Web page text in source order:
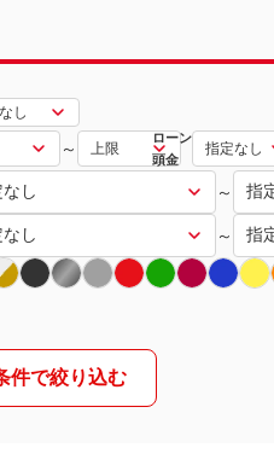
～
ローン
頭金
～
～
件で絞り込む